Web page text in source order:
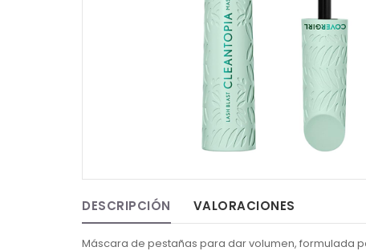
DESCRIPCIÓN VALORACIONES
Máscara de pestañas para dar volumen, formulada